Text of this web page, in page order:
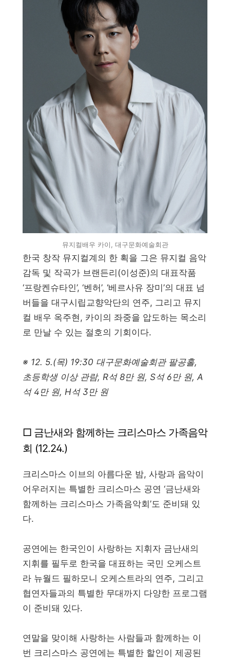
뮤지컬배우 카이, 대구문화예술회관
한국 창작 뮤지컬계의 한 획을 그은 뮤지컬 음악
감독 및 작곡가 브랜든리(이성준)의 대표작품
‘프랑켄슈타인’, ‘벤허’, ‘베르사유 장미’의 대표 넘
버들을 대구시립교향악단의 연주, 그리고 뮤지
컬 배우 옥주현, 카이의 좌중을 압도하는 목소리
로 만날 수 있는 절호의 기회이다.
※ 12. 5.(목) 19:30 대구문화예술회관 팔공홀,
초등학생 이상 관람, R석 8만 원, S석 6만 원, A
석 4만 원, H석 3만 원
□ 금난새와 함께하는 크리스마스 가족음악
회 (12.24.)
크리스마스 이브의 아름다운 밤, 사랑과 음악이
어우러지는 특별한 크리스마스 공연 ‘금난새와
함께하는 크리스마스 가족음악회’도 준비돼 있
다.
공연에는 한국인이 사랑하는 지휘자 금난새의
지휘를 필두로 한국을 대표하는 국민 오케스트
라 뉴월드 필하모니 오케스트라의 연주, 그리고
협연자들과의 특별한 무대까지 다양한 프로그램
이 준비돼 있다.
연말을 맞이해 사랑하는 사람들과 함께하는 이
번 크리스마스 공연에는 특별한 할인이 제공된